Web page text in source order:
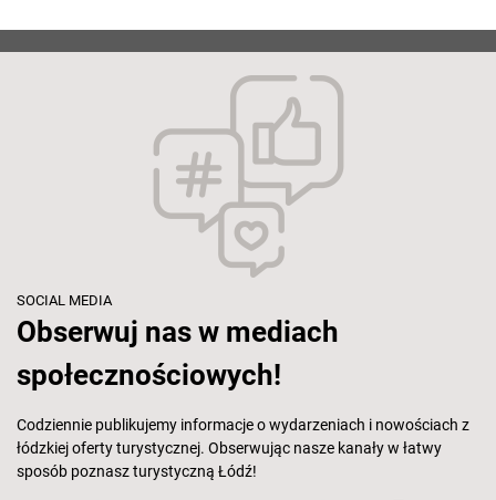
SOCIAL MEDIA
Obserwuj nas w mediach
społecznościowych!
Codziennie publikujemy informacje o wydarzeniach i nowościach z
łódzkiej oferty turystycznej. Obserwując nasze kanały w łatwy
sposób poznasz turystyczną Łódź!